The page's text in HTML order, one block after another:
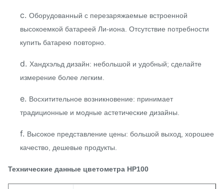
c. Оборудованный с перезаряжаемые встроенной
высокоемкой батареей Ли-иона. Отсутствие потребности
купить батарею повторно.
d. Хандхэльд дизайн: небольшой и удобный; сделайте
измерение более легким.
e. Восхитительное возникновение: принимает
традиционные и модные астетические дизайны.
f. Высокое представление цены: большой выход, хорошее
качество, дешевые продукты.
Технические данные цветометра НР100